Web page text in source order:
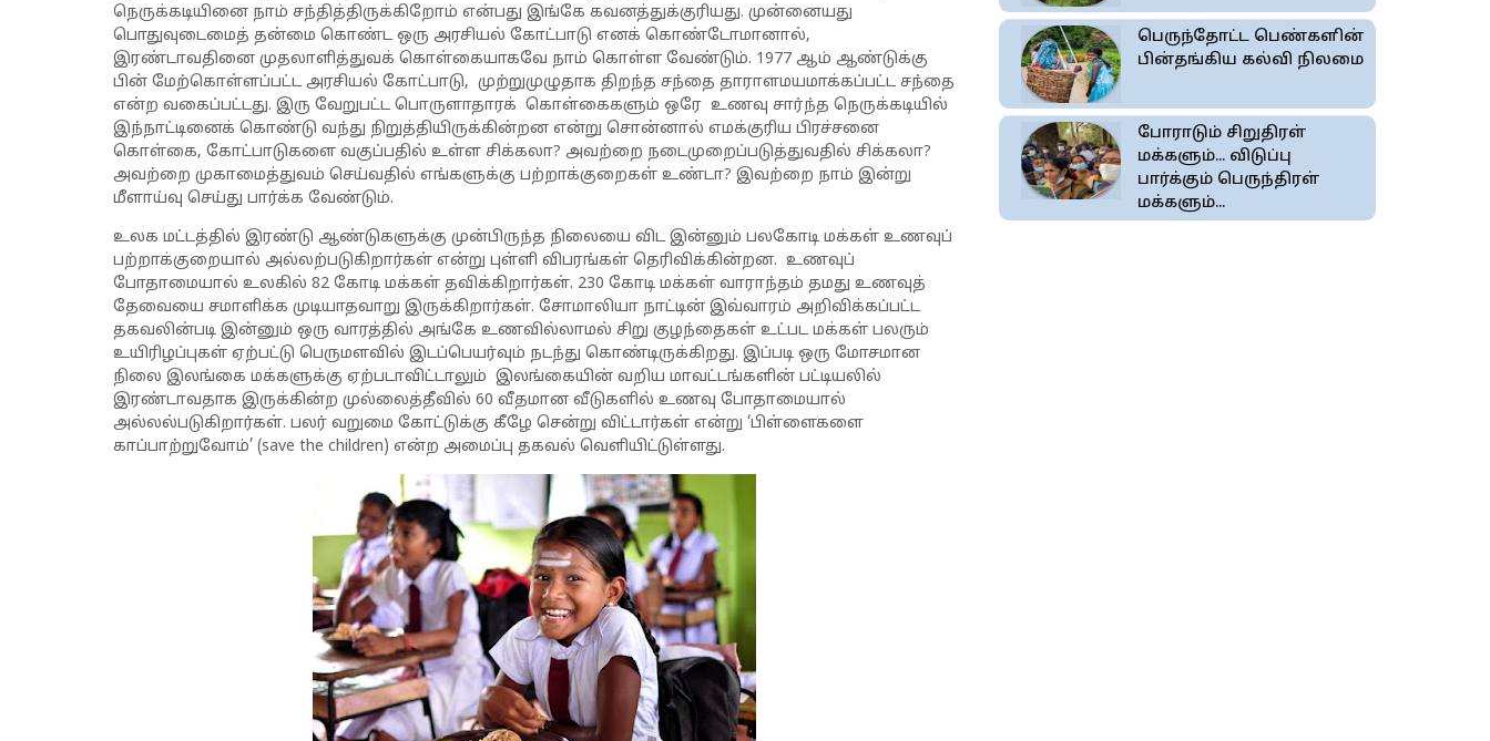
நெருக்கடியினை நாம் சந்தித்திருக்கிறோம் என்பது இங்கே கவனத்துக்குரியது. முன்னையது
பொதுவுடைமைத் தன்மை கொண்ட ஒரு அரசியல் கோட்பாடு எனக் கொண்டோமானால்,
இரண்டாவதினை முதலாளித்துவக் கொள்கையாகவே நாம் கொள்ள வேண்டும். 1977 ஆம் ஆண்டுக்கு
பின் மேற்கொள்ளப்பட்ட அரசியல் கோட்பாடு, முற்றுமுழுதாக திறந்த சந்தை தாராளமயமாக்கப்பட்ட சந்தை
என்ற வகைப்பட்டது. இரு வேறுபட்ட பொருளாதாரக் கொள்கைகளும் ஒரே உணவு சார்ந்த நெருக்கடியில்
இந்நாட்டினைக் கொண்டு வந்து நிறுத்தியிருக்கின்றன என்று சொன்னால் எமக்குரிய பிரச்சனை
கொள்கை, கோட்பாடுகளை வகுப்பதில் உள்ள சிக்கலா? அவற்றை நடைமுறைப்படுத்துவதில் சிக்கலா?
அவற்றை முகாமைத்துவம் செய்வதில் எங்களுக்கு பற்றாக்குறைகள் உண்டா? இவற்றை நாம் இன்று
மீளாய்வு செய்து பார்க்க வேண்டும்.
உலக மட்டத்தில் இரண்டு ஆண்டுகளுக்கு முன்பிருந்த நிலையை விட இன்னும் பலகோடி மக்கள் உணவுப்
பற்றாக்குறையால் அல்லற்படுகிறார்கள் என்று புள்ளி விபரங்கள் தெரிவிக்கின்றன. உணவுப்
போதாமையால் உலகில் 82 கோடி மக்கள் தவிக்கிறார்கள். 230 கோடி மக்கள் வாராந்தம் தமது உணவுத்
தேவையை சமாளிக்க முடியாதவாறு இருக்கிறார்கள். சோமாலியா நாட்டின் இவ்வாரம் அறிவிக்கப்பட்ட
தகவலின்படி இன்னும் ஒரு வாரத்தில் அங்கே உணவில்லாமல் சிறு குழந்தைகள் உட்பட மக்கள் பலரும்
உயிரிழப்புகள் ஏற்பட்டு பெருமளவில் இடப்பெயர்வும் நடந்து கொண்டிருக்கிறது. இப்படி ஒரு மோசமான
நிலை இலங்கை மக்களுக்கு ஏற்படாவிட்டாலும் இலங்கையின் வறிய மாவட்டங்களின் பட்டியலில்
இரண்டாவதாக இருக்கின்ற முல்லைத்தீவில் 60 வீதமான வீடுகளில் உணவு போதாமையால்
அல்லல்படுகிறார்கள். பலர் வறுமை கோட்டுக்கு கீழே சென்று விட்டார்கள் என்று ‘பிள்ளைகளை
காப்பாற்றுவோம்’ (save the children) என்ற அமைப்பு தகவல் வெளியிட்டுள்ளது.
பெருந்தோட்ட பெண்களின்
பின்தங்கிய கல்வி நிலமை
போராடும் சிறுதிரள்
மக்களும்... விடுப்பு
பார்க்கும் பெருந்திரள்
மக்களும்...